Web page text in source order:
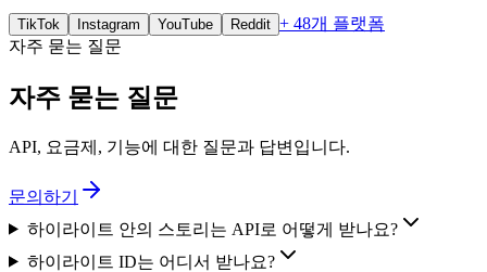
TikTok Instagram YouTube Reddit + 48개 플랫폼
자주 묻는 질문
자주 묻는 질문
API, 요금제, 기능에 대한 질문과 답변입니다.
문의하기
하이라이트 안의 스토리는 API로 어떻게 받나요?
하이라이트 ID는 어디서 받나요?